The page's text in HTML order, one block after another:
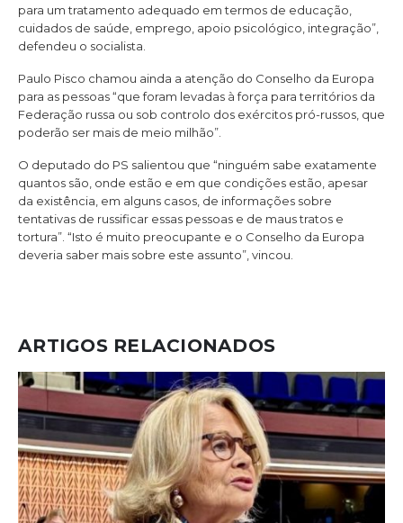
para um tratamento adequado em termos de educação,
cuidados de saúde, emprego, apoio psicológico, integração”,
defendeu o socialista.
Paulo Pisco chamou ainda a atenção do Conselho da Europa
para as pessoas “que foram levadas à força para territórios da
Federação russa ou sob controlo dos exércitos pró-russos, que
poderão ser mais de meio milhão”.
O deputado do PS salientou que “ninguém sabe exatamente
quantos são, onde estão e em que condições estão, apesar
da existência, em alguns casos, de informações sobre
tentativas de russificar essas pessoas e de maus tratos e
tortura”. “Isto é muito preocupante e o Conselho da Europa
deveria saber mais sobre este assunto”, vincou.
ARTIGOS RELACIONADOS